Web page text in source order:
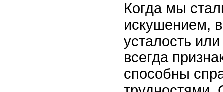
Когда мы
искушением,
усталость
всегда
способны